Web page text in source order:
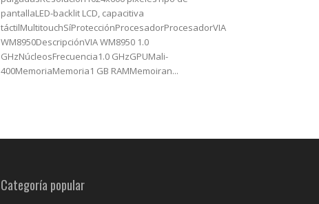
pantallaLED-backlit LCD, capacitiva
táctilMultitouchSíProtecciónProcesadorProcesadorVIA
WM8950DescripciónVIA WM8950 1.0
GHzNúcleosFrecuencia1.0 GHzGPUMali-
400MemoriaMemoria1 GB RAMMemoiran...
Categoría popular